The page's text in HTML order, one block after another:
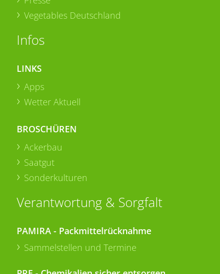
Vegetables Deutschland
Infos
LINKS
Apps
Wetter Aktuell
BROSCHÜREN
Ackerbau
Saatgut
Sonderkulturen
Verantwortung & Sorgfalt
PAMIRA - Packmittelrücknahme
Sammelstellen und Termine